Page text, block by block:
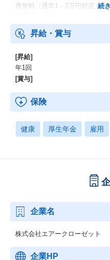
費無料（通常1～2万円程度）
昇給・賞与
[昇給]
年1回
[賞与]
保険
健康 厚生年金 雇用
企業名
株式会社エアークローゼット
企業HP